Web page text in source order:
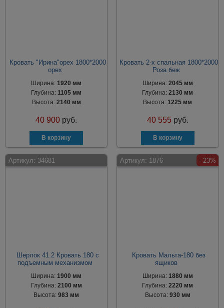
Кровать "Ирина"орех 1800*2000
орех
Ширина:1920 мм
Глубина:1105 мм
Высота: 2140 мм
40 900 руб.
Кровать 2-х спальная 1800*2000
Роза беж
Ширина: 2045 мм
Глубина:2130 мм
Высота:1225 мм
40 555 руб.
Артикул: 34681
Шерлок 41.2 Кровать 180 с
подъемным механизмом
Ширина:1900 мм
Глубина: 2100 мм
Высота:983 мм
Артикул: 1876 - 23%
Кровать Мальта-180 без
ящиков
Ширина: 1880 мм
Глубина:2220 мм
Высота: 930 мм